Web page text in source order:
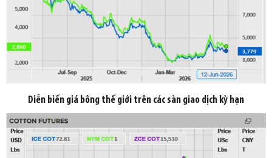
Diễn biến giá bông thế giới trên các sàn giao dịch kỳ hạn